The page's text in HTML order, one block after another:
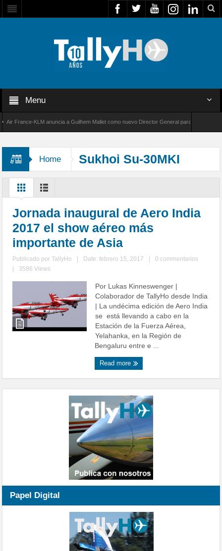
Menu
France-KLM anuncia a Guilhem Mallet como nuevo Director General para América Latina
Home Sukhoi Su-30MKI
Jornada inaugural de Aero India
2017 el show aéreo más
importante de Asia
Publicado porTallyHo Date: febrero 15, 2017
0 commentarios
3586 Views
Por Lukas Kinneswenger |
Colaborador de TallyHo desde India
| La undécima edición de Aero India
se está llevando a cabo en la
Estación de la Fuerza Aérea,
Yelahanka, en la Región de
Bengaluru entre e ...
Read more
Papel Digital